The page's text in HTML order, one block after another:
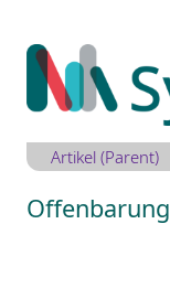
Inhalt
springen
Artikel (Parent)
Offenbarung